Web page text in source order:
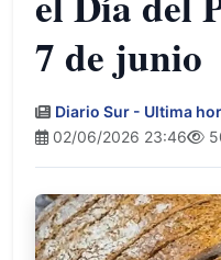
7 de junio
Diario Sur - Ultima
02/06/2026 23:46